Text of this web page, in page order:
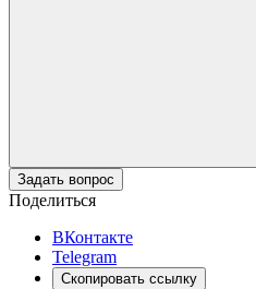
Задать вопрос
Поделиться
ВКонтакте
Telegram
Скопировать ссылку